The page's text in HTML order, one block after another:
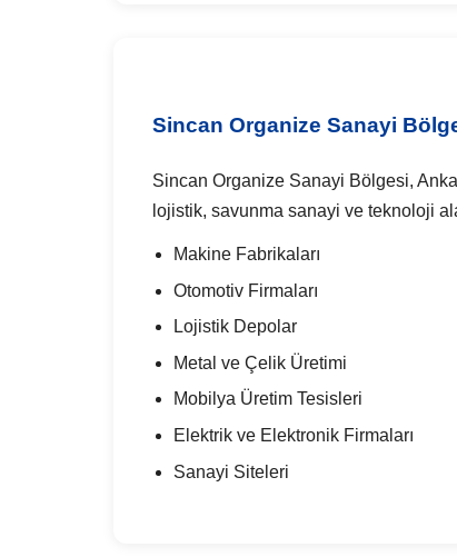
Sincan Organize Sanayi
Sincan Organize Sanayi Bölgesi,
lojistik, savunma sanayi ve teknoloji
Makine Fabrikaları
Otomotiv Firmaları
Lojistik Depolar
Metal ve Çelik Üretimi
Mobilya Üretim Tesisleri
Elektrik ve Elektronik Firmaları
Sanayi Siteleri